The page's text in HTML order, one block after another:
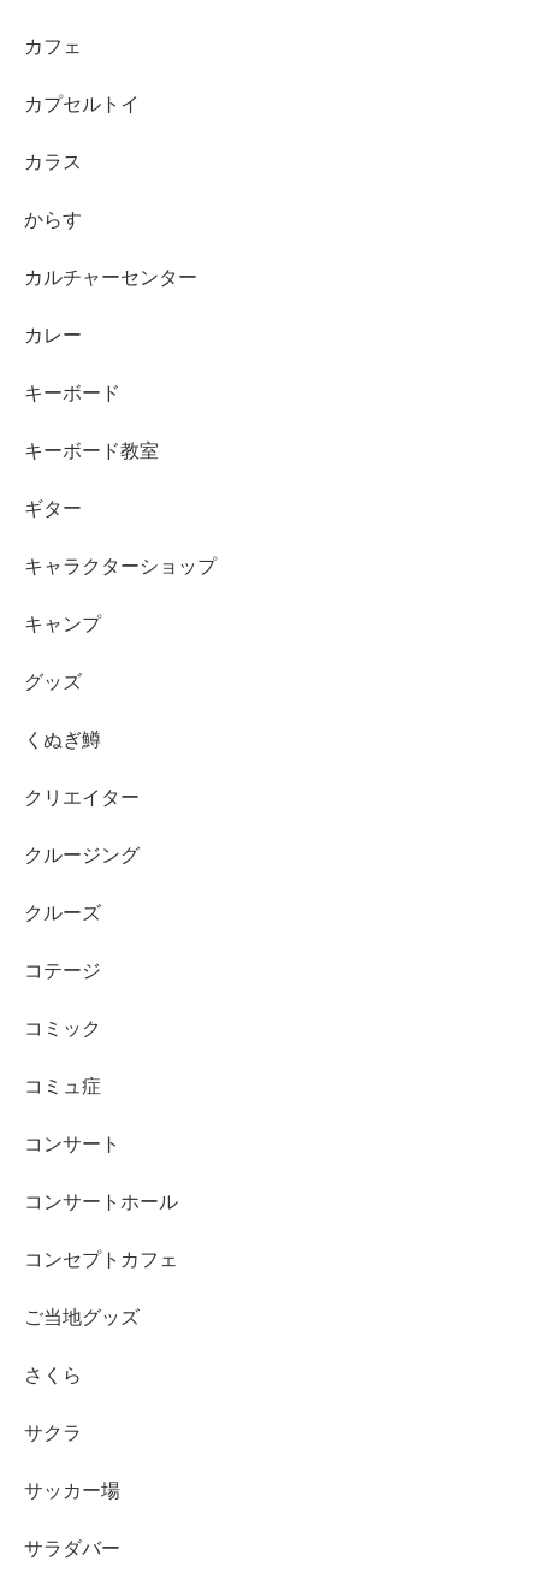
カフェ
カプセルトイ
カラス
からす
カルチャーセンター
カレー
キーボード
キーボード教室
ギター
キャラクターショップ
キャンプ
グッズ
くぬぎ鱒
クリエイター
クルージング
クルーズ
コテージ
コミック
コミュ症
コンサート
コンサートホール
コンセプトカフェ
ご当地グッズ
さくら
サクラ
サッカー場
サラダバー